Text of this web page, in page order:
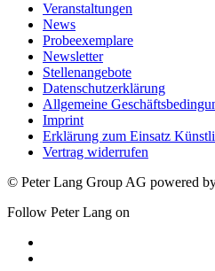
Veranstaltungen
News
Probeexemplare
Newsletter
Stellenangebote
Datenschutzerklärung
Allgemeine
Imprint
Erklärung zum Einsatz
Vertrag widerrufen
© Peter Lang Group AG powered
Follow Peter Lang on